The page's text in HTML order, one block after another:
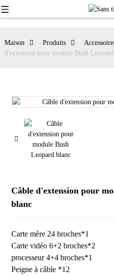
Maison Produits
d'extension pour module Bush
Câble d'extension pour
blanc
Carte mère 24 broches*1
Carte vidéo 6+2 broches*2
processeur 4+4 broches*1
Peigne à câble *12